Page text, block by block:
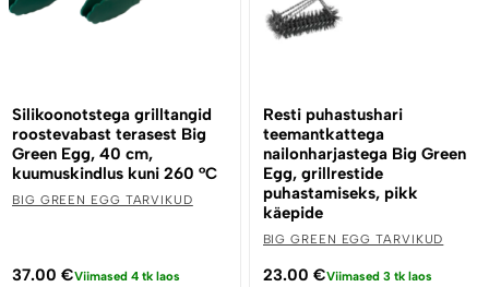
Silikoonotstega grilltangid
roostevabast terasest Big
Green Egg, 40 cm,
kuumuskindlus kuni 260 °C
BIG GREEN EGG TARVIKUD
37.00 €Viimased 4 tk laos
Resti puhastushari
teemantkattega
nailonharjastega Big Green
Egg, grillrestide
puhastamiseks, pikk
käepide
BIG GREEN EGG TARVIKUD
23.00 €Viimased 3 tk laos